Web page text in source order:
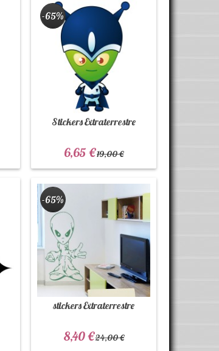
Stickers Extraterrestre
-65%
6,65 €19,00 €
stickers Extraterrestre
-65%
8,40 €24,00 €